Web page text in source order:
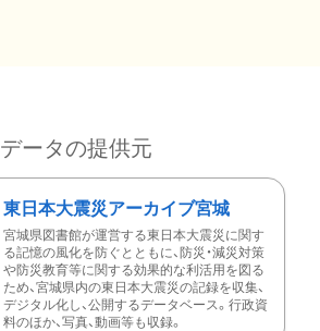
データの提供元
東日本大震災アーカイブ宮城
宮城県図書館が運営する東日本大震災に関す
る記憶の風化を防ぐとともに、防災・減災対策
や防災教育等に関する効果的な利活用を図る
ため、宮城県内の東日本大震災の記録を収集、
デジタル化し、公開するデータベース。行政資
料のほか、写真、動画等も収録。